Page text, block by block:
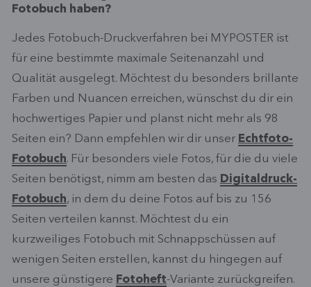
Fotobuch haben?
Jedes Fotobuch-Druckverfahren bei MYPOSTER ist
für eine bestimmte maximale Seitenanzahl und
Qualität ausgelegt. Möchtest du besonders brillante
Farben und Nuancen erreichen, wünschst du dir ein
hochwertiges Papier und planst nicht mehr als 98
Seiten ein? Dann empfehlen wir dir unser Echtfoto-
Fotobuch. Für besonders viele Fotos, für die du viele
Seiten benötigst, nimm am besten das Digitaldruck-
Fotobuch, in dem du deine Fotos auf bis zu 156
Seiten verteilen kannst. Möchtest du ein
kurzweiliges Fotobuch mit Schnappschüssen auf
wenigen Seiten erstellen, kannst du hingegen auf
unsere günstigere Fotoheft-Variante zurückgreifen.